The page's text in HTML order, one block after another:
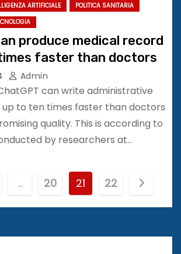
ARTIFICIALE
POLITICA SANITARIA
produce medical record
faster than doctors
Admin
can write administrative
to ten times faster than doctors
quality. This is according to
by researchers at…
… 20 21 22